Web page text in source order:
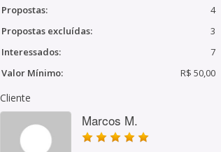
Propostas:
4
Propostas excluídas:
3
Interessados:
7
Valor Mínimo:
R$ 50,00
Cliente
Marcos M.